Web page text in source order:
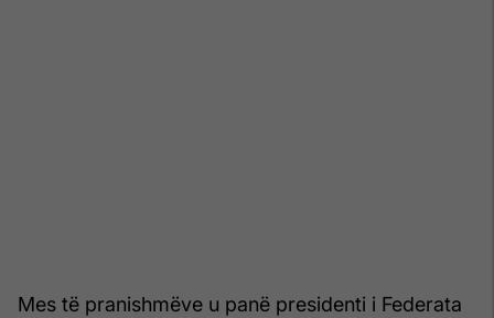
Mes të pranishmëve u panë presidenti i Federata